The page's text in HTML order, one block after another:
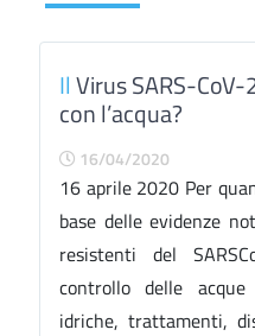
IlVirus SARS-
con l’acqua?
16/04/2020
16 aprile 2020 Per
base delle evidenze
resistenti del
controllo delle
idriche, trattamenti,